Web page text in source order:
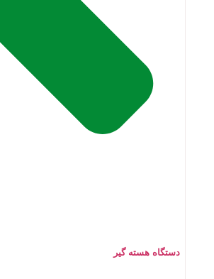
دستگاه هسته گیر